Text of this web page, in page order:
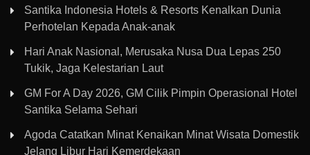
Santika Indonesia Hotels & Resorts Kenalkan Dunia
Perhotelan Kepada Anak-anak
Hari Anak Nasional, Merusaka Nusa Dua Lepas 250
Tukik, Jaga Kelestarian Laut
GM For A Day 2026, GM Cilik Pimpin Operasional Hotel
Santika Selama Sehari
Agoda Catatkan Minat Kenaikan Minat Wisata Domestik
Jelang Libur Hari Kemerdekaan